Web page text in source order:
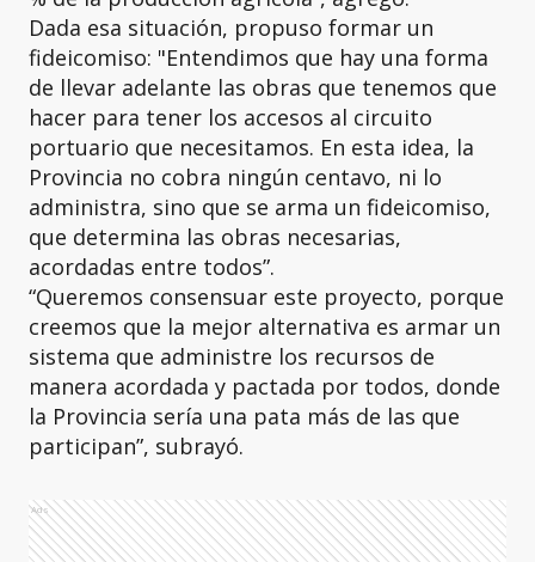
Dada esa situación, propuso formar un
fideicomiso: "Entendimos que hay una forma
de llevar adelante las obras que tenemos que
hacer para tener los accesos al circuito
portuario que necesitamos. En esta idea, la
Provincia no cobra ningún centavo, ni lo
administra, sino que se arma un fideicomiso,
que determina las obras necesarias,
acordadas entre todos”.
“Queremos consensuar este proyecto, porque
creemos que la mejor alternativa es armar un
sistema que administre los recursos de
manera acordada y pactada por todos, donde
la Provincia sería una pata más de las que
participan”, subrayó.
Ads